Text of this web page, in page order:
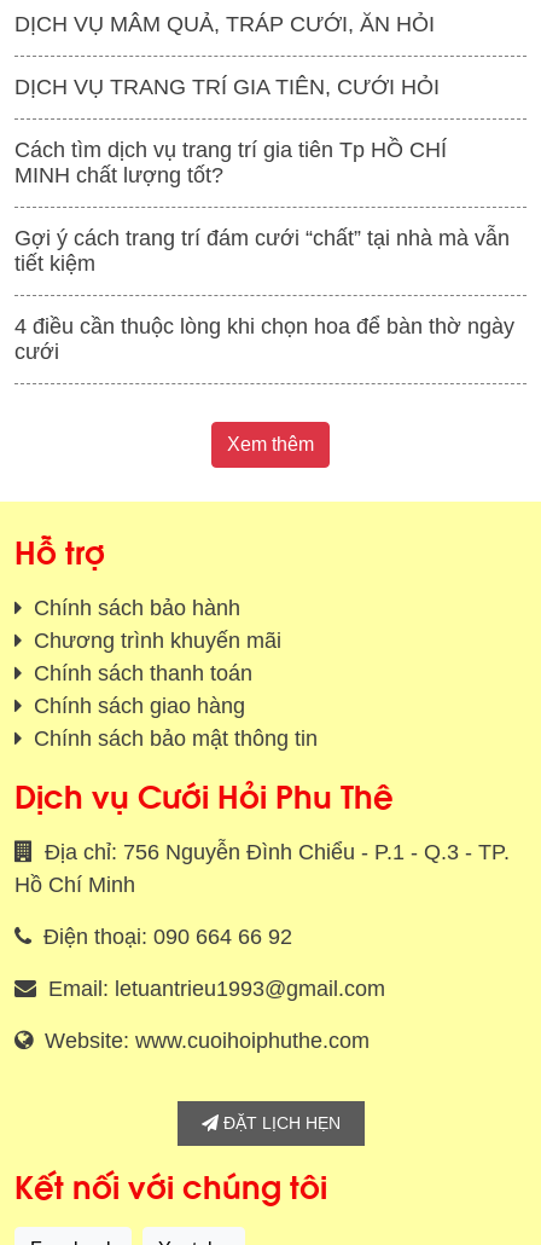
DỊCH VỤ MÂM QUẢ, TRÁP CƯỚI, ĂN HỎI
DỊCH VỤ TRANG TRÍ GIA TIÊN, CƯỚI HỎI
Cách tìm dịch vụ trang trí gia tiên Tp HỒ CHÍ
MINH chất lượng tốt?
Gợi ý cách trang trí đám cưới “chất” tại nhà mà vẫn
tiết kiệm
4 điều cần thuộc lòng khi chọn hoa để bàn thờ ngày
cưới
Xem thêm
Hỗ trợ
Chính sách bảo hành
Chương trình khuyến mãi
Chính sách thanh toán
Chính sách giao hàng
Chính sách bảo mật thông tin
Dịch vụ Cưới Hỏi Phu Thê
Địa chỉ: 756 Nguyễn Đình Chiểu - P.1 - Q.3 - TP.
Hồ Chí Minh
Điện thoại: 090 664 66 92
Email: letuantrieu1993@gmail.com
Website: www.cuoihoiphuthe.com
ĐẶT LỊCH HẸN
Kết nối với chúng tôi